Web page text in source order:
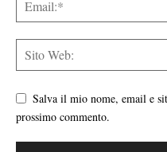
Salva il mio nome, email e
prossimo commento.